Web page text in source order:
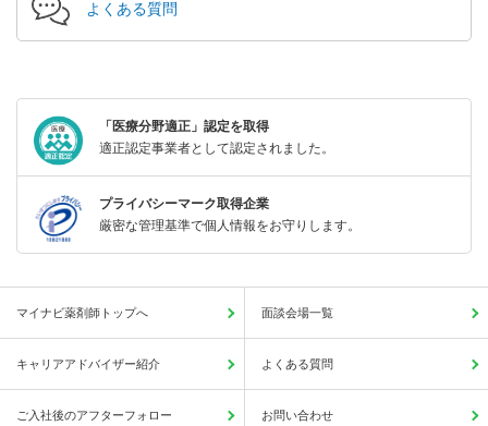
よくある質問
「医療分野適正」認定を取得
適正認定事業者として認定されました。
プライバシーマーク取得企業
厳密な管理基準で個人情報をお守りします。
マイナビ薬剤師トップへ 面談会場一覧
キャリアアドバイザー紹介 よくある質問
ご入社後のアフターフォロー お問い合わせ